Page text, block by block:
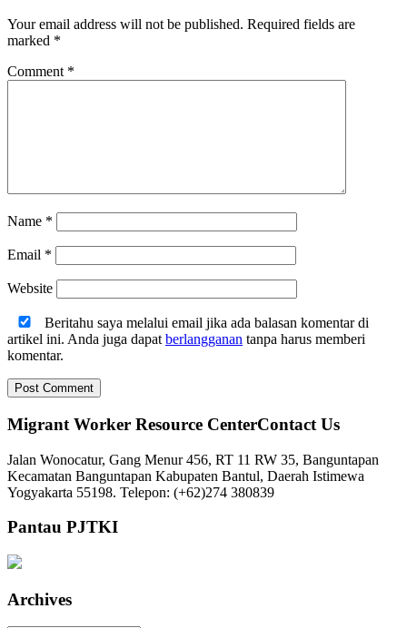
Your email address will not be published. Required fields are
marked *
Comment *
Name *
Email *
Website
Beritahu saya melalui email jika ada balasan komentar di
artikel ini. Anda juga dapat berlangganan tanpa harus memberi
komentar.
Migrant Worker Resource CenterContact Us
Jalan Wonocatur, Gang Menur 456, RT 11 RW 35, Banguntapan
Kecamatan Banguntapan Kabupaten Bantul, Daerah Istimewa
Yogyakarta 55198. Telepon: (+62)274 380839
Pantau PJTKI
Archives